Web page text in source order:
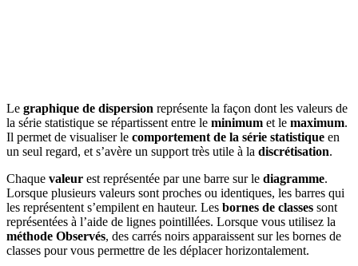
Le graphique de dispersion représente la façon dont les valeurs de
la série statistique se répartissent entre le minimum et le maximum.
Il permet de visualiser le comportement de la série statistique en
un seul regard, et s’avère un support très utile à la discrétisation.
Chaque valeur est représentée par une barre sur le diagramme.
Lorsque plusieurs valeurs sont proches ou identiques, les barres qui
les représentent s’empilent en hauteur. Les bornes de classes sont
représentées à l’aide de lignes pointillées. Lorsque vous utilisez la
méthode Observés, des carrés noirs apparaissent sur les bornes de
classes pour vous permettre de les déplacer horizontalement.